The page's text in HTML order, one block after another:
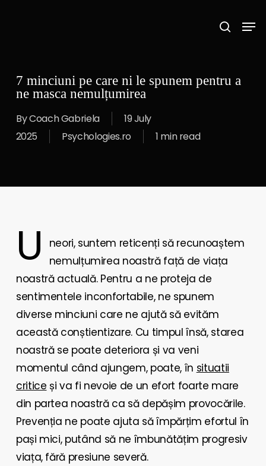
search
7 minciuni pe care ni le spunem pentru a
ne masca nemulțumirea
ByCoach Gabriela
19 July
2025
Psychologies.ro 1 min read
U
neori, suntem reticenți să recunoaștem
nemulțumirea noastră față de viața
noastră actuală. Pentru a ne proteja de
sentimentele inconfortabile, ne spunem
diverse minciuni care ne ajută să evităm
această conștientizare. Cu timpul însă, starea
noastră se poate deteriora și va veni
momentul când ajungem, poate, în situatii
critice și va fi nevoie de un efort foarte mare
din partea noastră ca să depășim provocările.
Prevenția ne poate ajuta să împărțim efortul în
pași mici, putând să ne îmbunătățim progresiv
viața, fără presiune severă.